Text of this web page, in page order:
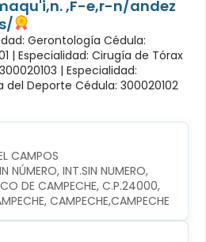
,F-e,r-n/andez
Gerontología Cédula:
| Especialidad: Cirugía de Tórax
| Especialidad:
del Deporte Cédula: 300020102
CAMPOS
NÚMERO, INT.SIN NUMERO,
DE CAMPECHE, C.P.24000,
CAMPECHE,CAMPECHE